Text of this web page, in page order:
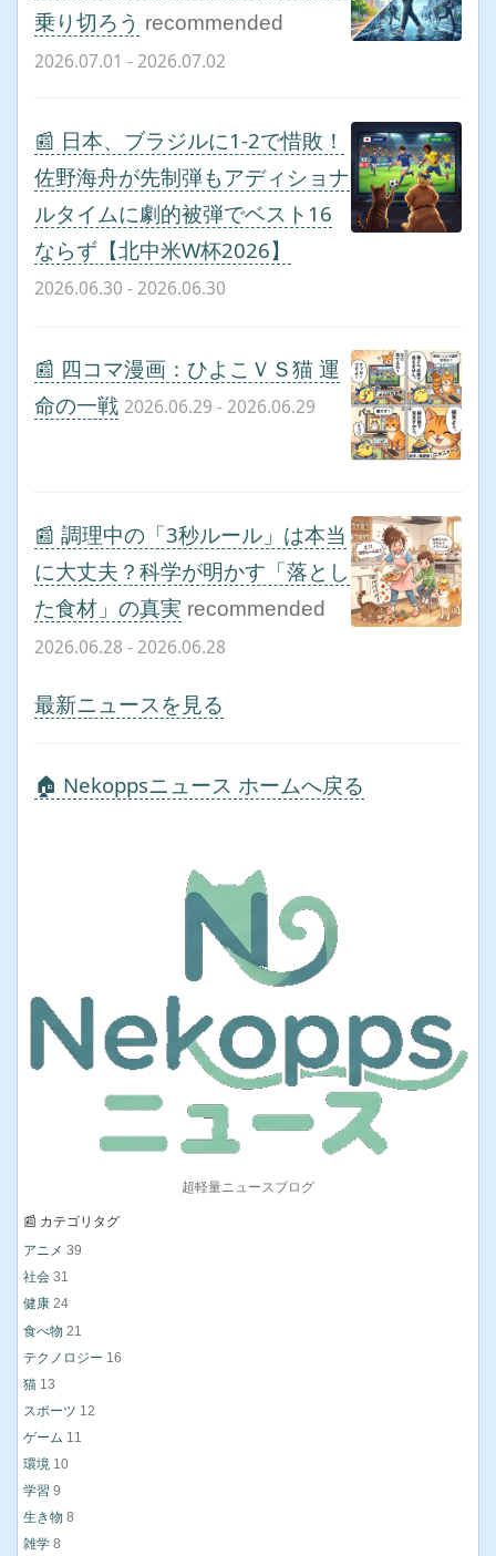
乗り切ろう recommended
2026.07.01 - 2026.07.02
📰 日本、ブラジルに1-2で惜敗！
佐野海舟が先制弾もアディショナ
ルタイムに劇的被弾でベスト16
ならず【北中米W杯2026】
2026.06.30 - 2026.06.30
📰 四コマ漫画：ひよこＶＳ猫 運
命の一戦 2026.06.29 - 2026.06.29
📰 調理中の「3秒ルール」は本当
に大丈夫？科学が明かす「落とし
た食材」の真実 recommended
2026.06.28 - 2026.06.28
最新ニュースを見る
🏠 Nekoppsニュース ホームへ戻る
超軽量ニュースブログ
📰 カテゴリタグ
アニメ 39
社会 31
健康 24
食べ物 21
テクノロジー 16
猫 13
スポーツ 12
ゲーム 11
環境 10
学習 9
生き物 8
雑学 8